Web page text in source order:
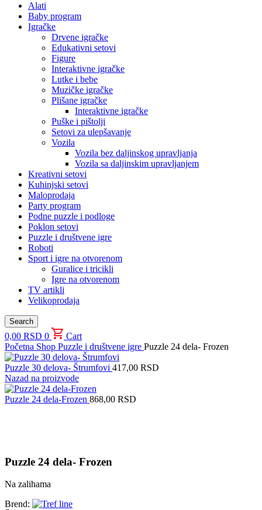
Alati
Baby program
Igračke
Drvene igračke
Edukativni setovi
Figure
Interaktivne igračke
Lutke i bebe
Muzičke igračke
Plišane igračke
Interaktivne igračke
Puške i pištolji
Setovi za ulepšavanje
Vozila
Vozila bez daljinskog upravljanja
Vozila sa daljinskim upravljanjem
Kreativni setovi
Kuhinjski setovi
Maloprodaja
Party program
Podne puzzle i podloge
Poklon setovi
Puzzle i društvene igre
Roboti
Sport i igre na otvorenom
Guralice i tricikli
Igre na otvorenom
TV artikli
Velikoprodaja
Search
0,00 RSD 0
Cart
Početna Shop Puzzle i društvene igre Puzzle 24 dela- Frozen
Puzzle 30 delova- Štrumfovi 417,00 RSD
Nazad na proizvode
Puzzle 24 dela-Frozen 868,00 RSD
Puzzle 24 dela- Frozen
Na zalihama
Brend: